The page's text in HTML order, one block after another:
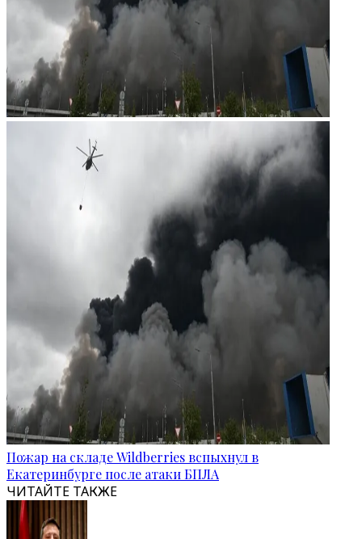
Пожар на складе Wildberries вспыхнул в
Екатеринбурге после атаки БПЛА
ЧИТАЙТЕ ТАКЖЕ